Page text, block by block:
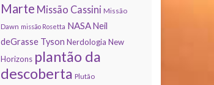
Marte Missão Cassini Missão
Dawn missão Rosetta NASA Neil
deGrasse Tyson Nerdologia New
Horizons plantão da
descoberta Plutão